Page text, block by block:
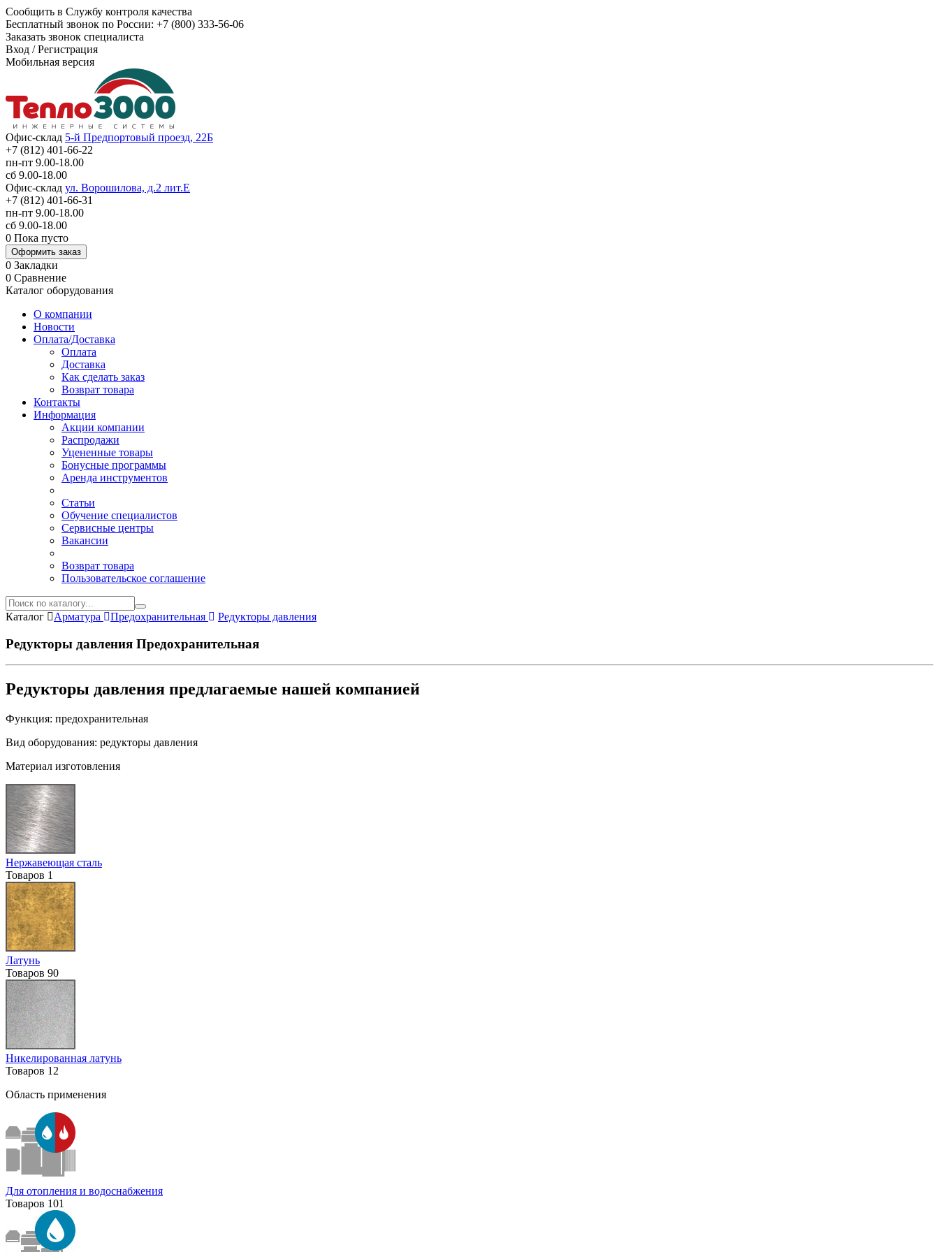
Сообщить в Службу контроля качества
Бесплатный звонок по России: +7 (800) 333-56-06
Заказать звонок специалиста
Вход /Регистрация
Мобильная версия
Офис-склад 5-й Предпортовый проезд, 22Б
+7 (812) 401-66-22
пн-пт 9.00-18.00
сб 9.00-18.00
Офис-склад ул. Ворошилова, д.2 лит.Е
+7 (812) 401-66-31
пн-пт 9.00-18.00
сб 9.00-18.00
0 Пока пусто
Оформить заказ
0 Закладки
0 Сравнение
Каталог оборудования
О компании
Новости
Оплата/Доставка
Оплата
Доставка
Как сделать заказ
Возврат товара
Контакты
Информация
Акции компании
Распродажи
Уцененные товары
Бонусные программы
Аренда инструментов
Статьи
Обучение специалистов
Сервисные центры
Вакансии
Возврат товара
Пользовательское соглашение
Каталог Арматура Предохранительная Редукторы давления
Редукторы давления Предохранительная
Редукторы давления предлагаемые нашей компанией
Функция: предохранительная
Вид оборудования: редукторы давления
Материал изготовления
Нержавеющая сталь
Товаров 1
Латунь
Товаров 90
Никелированная латунь
Товаров 12
Область применения
Для отопления и водоснабжения
Товаров 101